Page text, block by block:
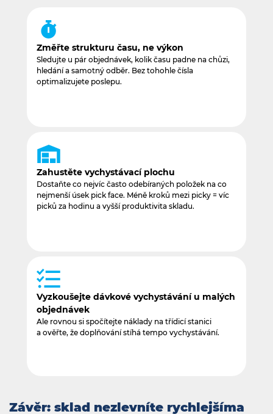
Změřte strukturu času, ne výkon
Sledujte u pár objednávek, kolik času padne na chůzi,
hledání a samotný odběr. Bez tohohle čísla
optimalizujete poslepu.
Zahustěte vychystávací plochu
Dostaňte co nejvíc často odebíraných položek na co
nejmenší úsek pick face. Méně kroků mezi picky = víc
picků za hodinu a vyšší produktivita skladu.
Vyzkoušejte dávkové vychystávání u malých
objednávek
Ale rovnou si spočítejte náklady na třídicí stanici
a ověřte, že doplňování stíhá tempo vychystávání.
Závěr: sklad nezlevníte rychlejšíma